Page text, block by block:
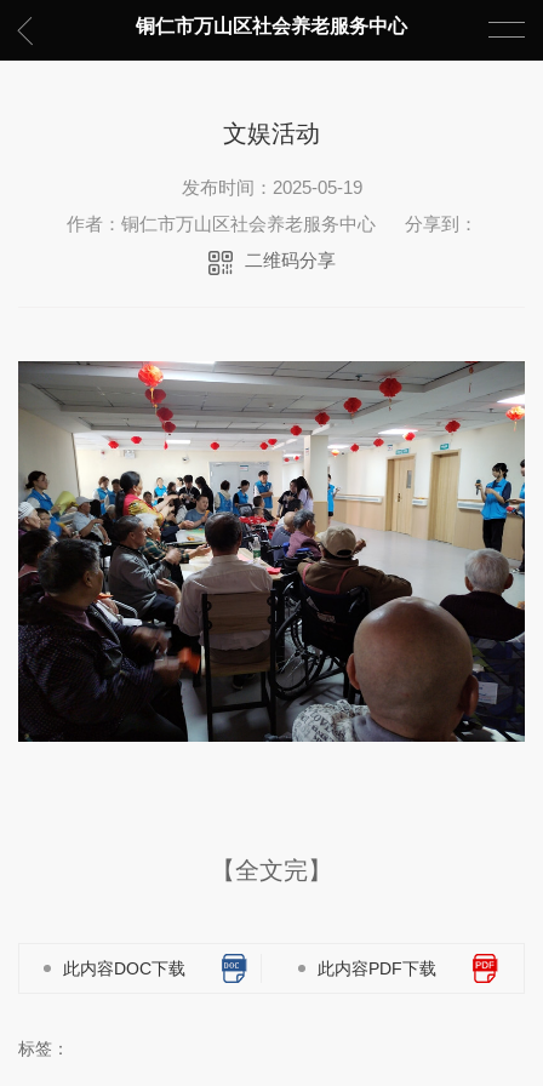
铜仁市万山区社会养老服务中心
文娱活动
发布时间：2025-05-19
作者：铜仁市万山区社会养老服务中心
分享到：
二维码分享
【全文完】
此内容DOC下载 此内容PDF下载
标签：